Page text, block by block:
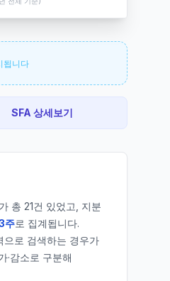
됩니다
SFA 상세보기
총 21건 있었고, 지분
주로 집계됩니다.
으로 검색하는 경우가
·감소로 구분해